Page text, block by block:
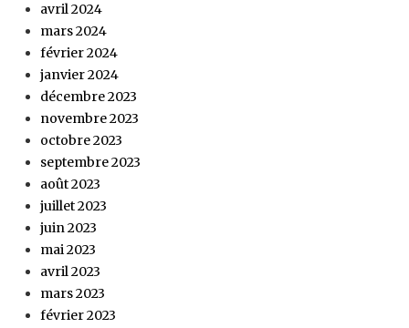
avril 2024
mars 2024
février 2024
janvier 2024
décembre 2023
novembre 2023
octobre 2023
septembre 2023
août 2023
juillet 2023
juin 2023
mai 2023
avril 2023
mars 2023
février 2023